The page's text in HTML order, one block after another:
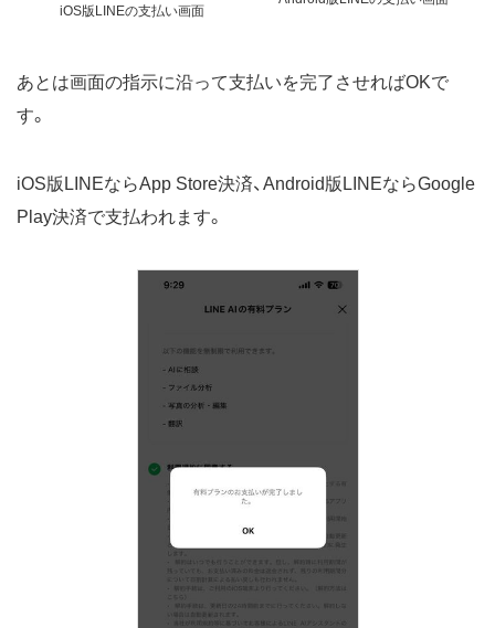
iOS版LINEの支払い画面
あとは画面の指示に沿って支払いを完了させればOKで
す。
iOS版LINEならApp Store決済、Android版LINEならGoogle
Play決済で支払われます。